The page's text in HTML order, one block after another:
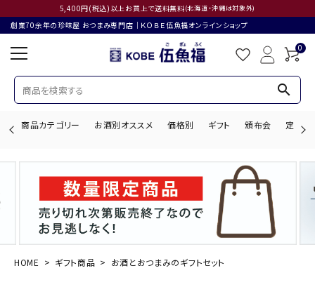
5,400円(税込)以上お買上で送料無料(北海道・沖縄は対象外)
創業70余年の珍味屋 おつまみ専門店│ＫＯＢＥ伍魚福オンラインショップ
0
search
商品カテゴリー お酒別オススメ 価格別 ギフト 頒布会 定期購
search
ACCOUNT MENU
HOME ギフト商品 お酒とおつまみのギフトセット